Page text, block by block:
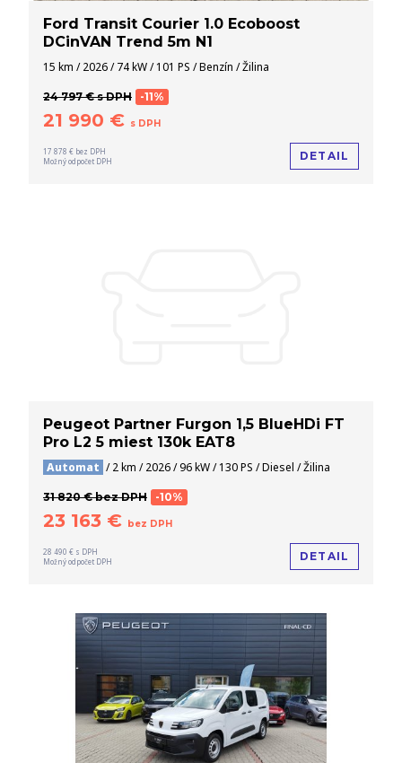
Ford Transit Courier 1.0 Ecoboost
DCinVAN Trend 5m N1
15 km / 2026 / 74 kW / 101 PS / Benzín / Žilina
24 797 € s DPH -11%
21 990 € s DPH
17 878 € bez DPH
Možný odpočet DPH
DETAIL
Peugeot Partner Furgon 1,5 BlueHDi FT
Pro L2 5 miest 130k EAT8
Automat / 2 km / 2026 / 96 kW / 130 PS / Diesel / Žilina
31 820 € bez DPH -10%
23 163 € bez DPH
28 490 € s DPH
Možný odpočet DPH
DETAIL